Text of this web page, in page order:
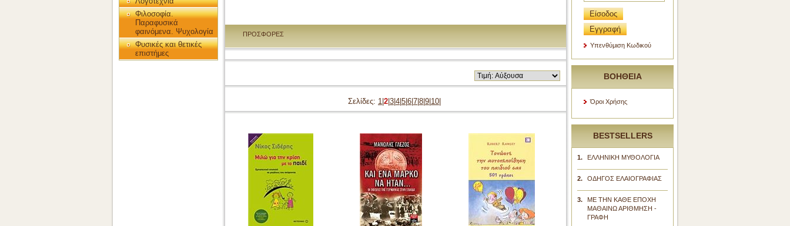
Φιλοσοφία.
Παραφυσικά
φαινόμενα. Ψυχολογία
Φυσικές και θετικές
επιστήμες
ΠΡΟΣΦΟΡΕΣ
Σελίδες: 1 2 3 4 5 6 7 8 9 10
Είσοδος
Εγγραφή
Υπενθύμιση Κωδικού
ΒΟΗΘΕΙΑ
Όροι Χρήσης
BESTSELLERS
1. ΕΛΛΗΝΙΚΗ ΜΥΘΟΛΟΓΙΑ
2. ΟΔΗΓΟΣ ΕΛΑΙΟΓΡΑΦΙΑΣ
3.
ΜΕ ΤΗΝ ΚΑΘΕ ΕΠΟΧΗ
ΜΑΘΑΙΝΩ ΑΡΙΘΜΗΣΗ -
ΓΡΑΦΗ